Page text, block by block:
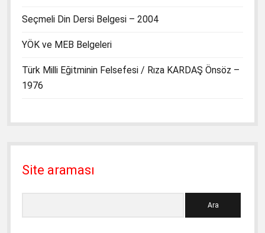
Seçmeli Din Dersi Belgesi – 2004
YÖK ve MEB Belgeleri
Türk Milli Eğitminin Felsefesi / Rıza KARDAŞ Önsöz –
1976
Site araması